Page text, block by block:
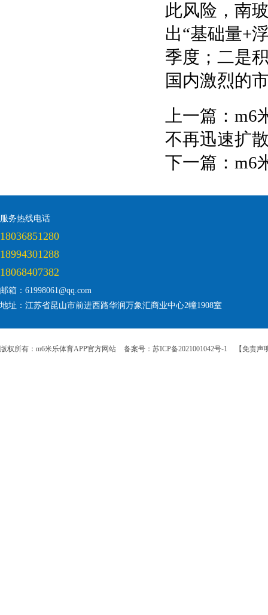
此风险，南
出“基础量+
季度；二是
国内激烈的
上一篇： m6
不再迅速扩
下一篇： m6
服务热线电话
18036851280
18994301288
18068407382
邮箱：61998061@qq.com
地址：江苏省昆山市前进西路华润万象汇商业中心2幢1908室
版权所有：m6米乐体育APP官方网站 备案号：苏ICP备2021001042号-1 【免责声